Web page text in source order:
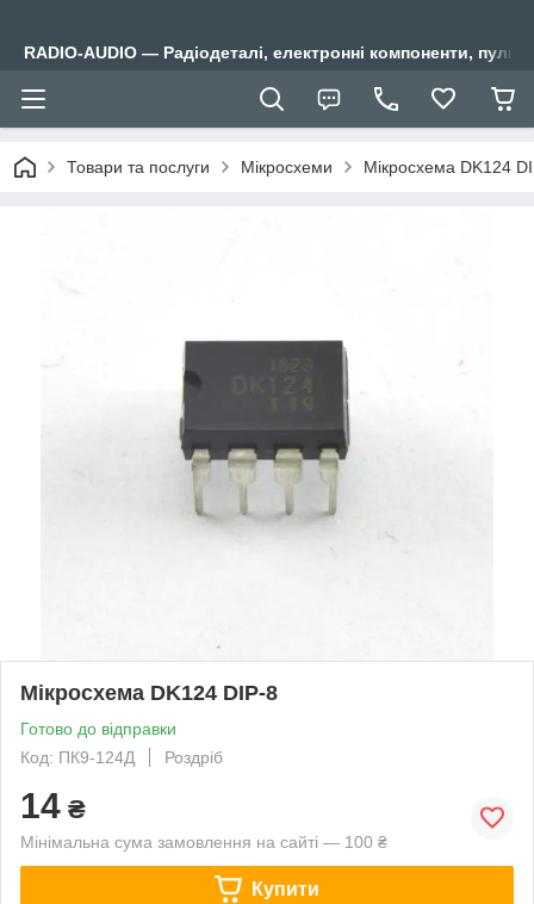
RADIO-AUDIO — Радіодеталі, електронні компоненти,
Товари та послуги Мікросхеми Мікросхема DK124
Мікросхема DK124 DIP-8
Готово до відправки
Код: ПК9-124Д
Роздріб
14 ₴
Мінімальна сума замовлення на сайті — 100 ₴
Купити